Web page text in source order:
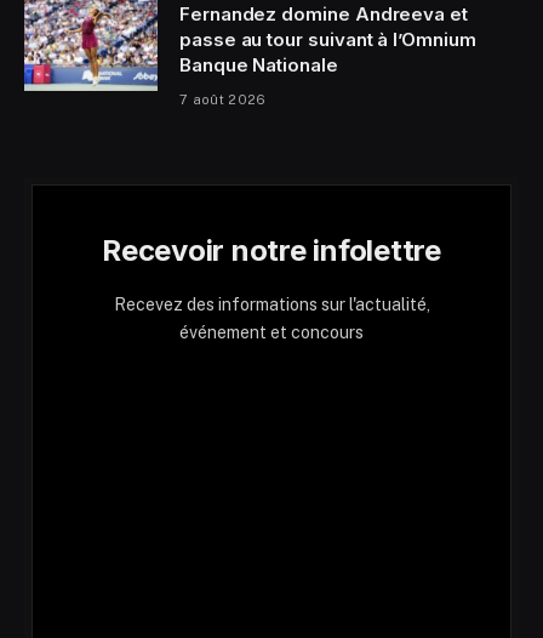
Fernandez domine Andreeva et
passe au tour suivant à l’Omnium
Banque Nationale
7 août 2026
Recevoir notre infolettre
Recevez des informations sur l'actualité,
événement et concours